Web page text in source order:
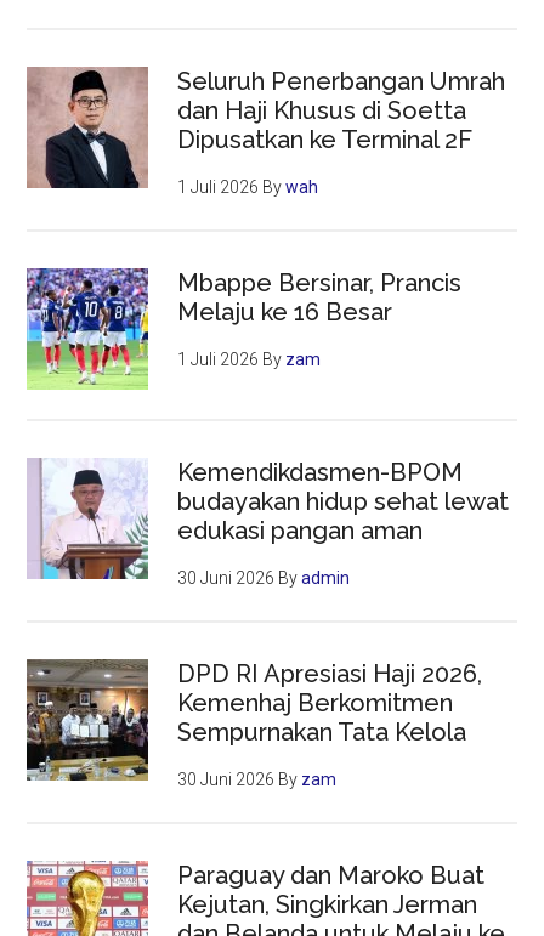
Seluruh Penerbangan Umrah
dan Haji Khusus di Soetta
Dipusatkan ke Terminal 2F
1 Juli 2026 Bywah
Mbappe Bersinar, Prancis
Melaju ke 16 Besar
1 Juli 2026 By zam
Kemendikdasmen-BPOM
budayakan hidup sehat lewat
edukasi pangan aman
30 Juni 2026 Byadmin
DPD RI Apresiasi Haji 2026,
Kemenhaj Berkomitmen
Sempurnakan Tata Kelola
30 Juni 2026 By zam
Paraguay dan Maroko Buat
Kejutan, Singkirkan Jerman